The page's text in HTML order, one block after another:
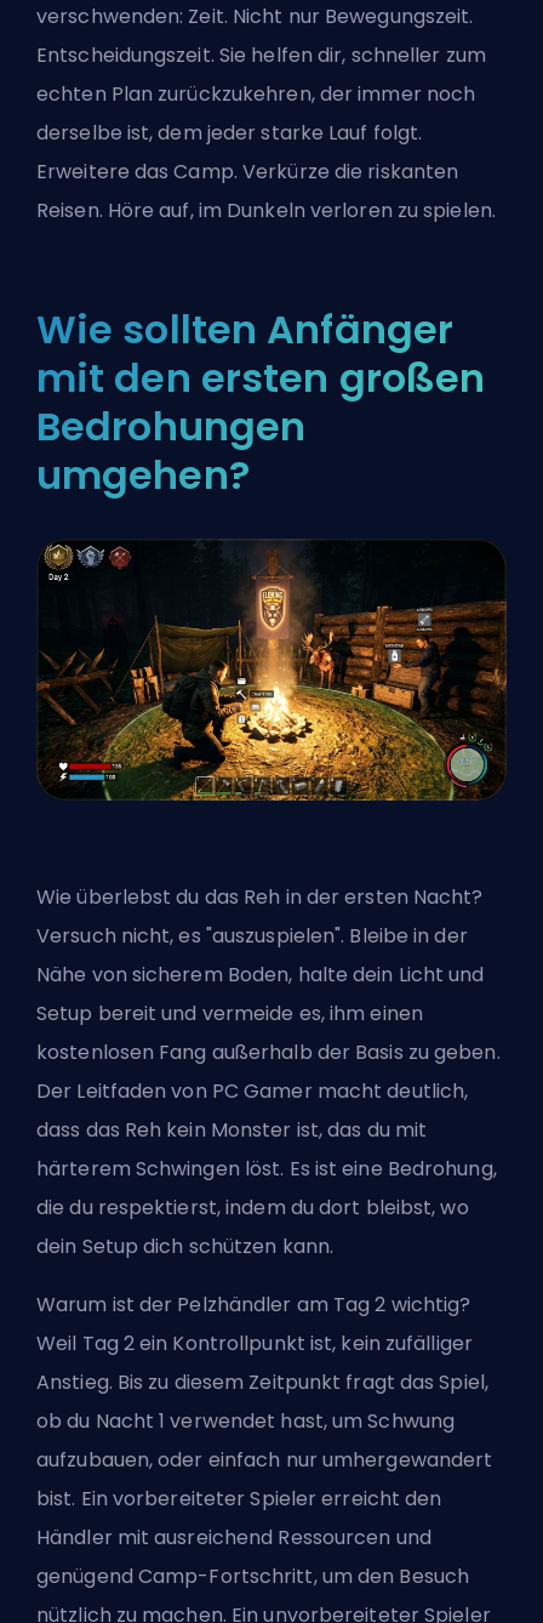
verschwenden: Zeit. Nicht nur Bewegungszeit.
Entscheidungszeit. Sie helfen dir, schneller zum
echten Plan zurückzukehren, der immer noch
derselbe ist, dem jeder starke Lauf folgt.
Erweitere das Camp. Verkürze die riskanten
Reisen. Höre auf, im Dunkeln verloren zu spielen.
Wie sollten Anfänger
mit den ersten großen
Bedrohungen
umgehen?
Wie überlebst du das Reh in der ersten Nacht?
Versuch nicht, es "auszuspielen". Bleibe in der
Nähe von sicherem Boden, halte dein Licht und
Setup bereit und vermeide es, ihm einen
kostenlosen Fang außerhalb der Basis zu geben.
Der Leitfaden von PC Gamer macht deutlich,
dass das Reh kein Monster ist, das du mit
härterem Schwingen löst. Es ist eine Bedrohung,
die du respektierst, indem du dort bleibst, wo
dein Setup dich schützen kann.
Warum ist der Pelzhändler am Tag 2 wichtig?
Weil Tag 2 ein Kontrollpunkt ist, kein zufälliger
Anstieg. Bis zu diesem Zeitpunkt fragt das Spiel,
ob du Nacht 1 verwendet hast, um Schwung
aufzubauen, oder einfach nur umhergewandert
bist. Ein vorbereiteter Spieler erreicht den
Händler mit ausreichend Ressourcen und
genügend Camp-Fortschritt, um den Besuch
nützlich zu machen. Ein unvorbereiteter Spieler